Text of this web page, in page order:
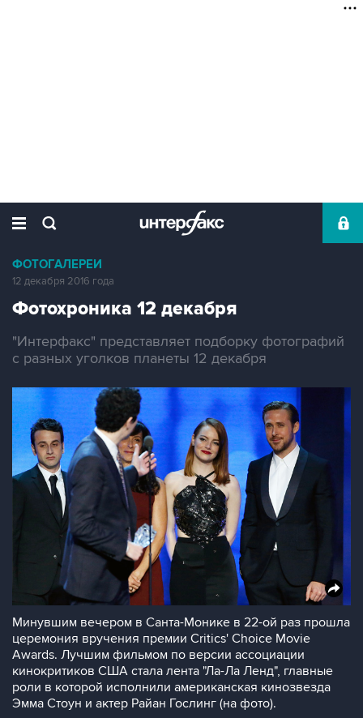
ФОТОГАЛЕРЕИ
12 декабря 2016 года
Фотохроника 12 декабря
"Интерфакс" представляет подборку фотографий
с разных уголков планеты 12 декабря
Минувшим вечером в Санта-Монике в 22-ой раз прошла
церемония вручения премии Critics' Choice Movie
Awards. Лучшим фильмом по версии ассоциации
кинокритиков США стала лента "Ла-Ла Ленд", главные
роли в которой исполнили американская кинозвезда
Эмма Стоун и актер Райан Гослинг (на фото).